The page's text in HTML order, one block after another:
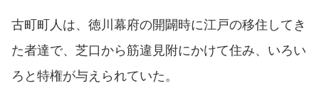
古町町人は、徳川幕府の開闢時に江戸の移住してき
た者達で、芝口から筋違見附にかけて住み、いろい
ろと特権が与えられていた。